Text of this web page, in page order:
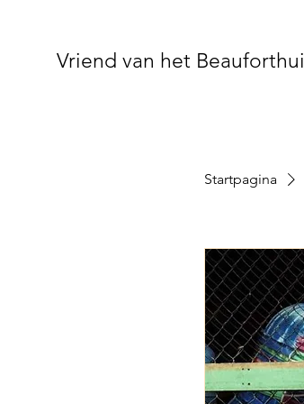
Vriend van het
Startpagina